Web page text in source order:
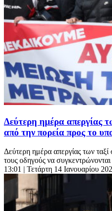
Δεύτερη ημέρα απεργίας
από την πορεία προς το
Δεύτερη ημέρα απεργίας των
τους οδηγούς να
13:01 | Τετάρτη 14 Ιανουαρίου